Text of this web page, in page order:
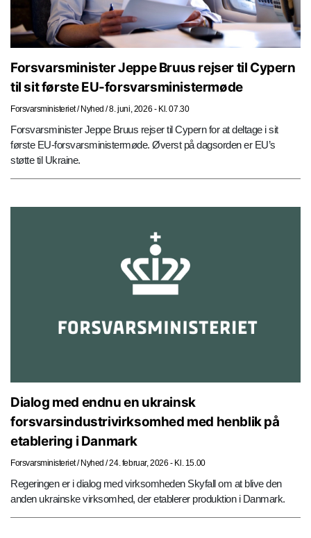
Forsvarsminister Jeppe Bruus rejser til Cypern
til sit første EU-forsvarsministermøde
Forsvarsministeriet/ Nyhed /8. juni, 2026 - Kl. 07.30
Forsvarsminister Jeppe Bruus rejser til Cypern for at deltage i sit
første EU-forsvarsministermøde. Øverst på dagsorden er EU’s
støtte til Ukraine.
Dialog med endnu en ukrainsk
forsvarsindustrivirksomhed med henblik på
etablering i Danmark
Forsvarsministeriet/ Nyhed /24. februar, 2026 - Kl. 15.00
Regeringen er i dialog med virksomheden Skyfall om at blive den
anden ukrainske virksomhed, der etablerer produktion i Danmark.